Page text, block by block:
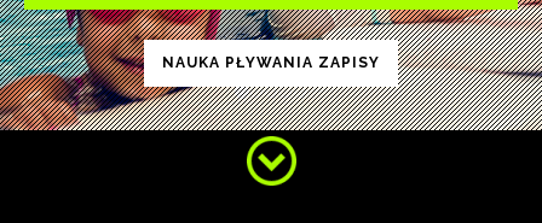
NAUKA PŁYWANIA ZAPISY